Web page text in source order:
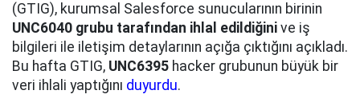
(GTIG), kurumsal Salesforce sunucularının birinin
UNC6040 grubu tarafından ihlal edildiğini ve iş
bilgileri ile iletişim detaylarının açığa çıktığını açıkladı.
Bu hafta GTIG, UNC6395 hacker grubunun büyük bir
veri ihlali yaptığını duyurdu.